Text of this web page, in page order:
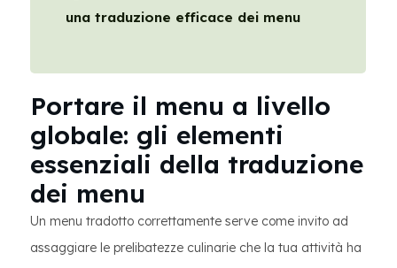
una traduzione efficace dei menu
Portare il menu a livello
globale: gli elementi
essenziali della traduzione
dei menu
Un menu tradotto correttamente serve come invito ad
assaggiare le prelibatezze culinarie che la tua attività ha